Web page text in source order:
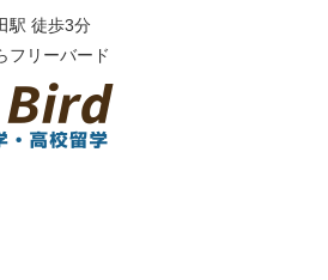
駅 徒歩3分
フリーバード